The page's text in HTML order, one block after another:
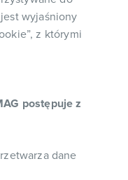
wyjaśniony
z którymi
postępuje z
dane